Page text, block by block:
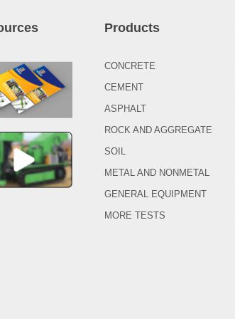
Products
CONCRETE
CEMENT
ASPHALT
ROCK AND AGGREGATE
SOIL
METAL AND NONMETAL
GENERAL EQUIPMENT
MORE TESTS